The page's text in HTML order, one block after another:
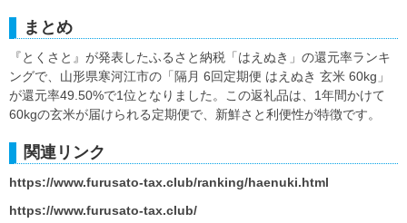
まとめ
『とくさと』が発表したふるさと納税「はえぬき」の還元率ランキ
ングで、山形県寒河江市の「隔月 6回定期便 はえぬき 玄米 60kg」
が還元率49.50%で1位となりました。この返礼品は、1年間かけて
60kgの玄米が届けられる定期便で、新鮮さと利便性が特徴です。
関連リンク
https://www.furusato-tax.club/ranking/haenuki.html
https://www.furusato-tax.club/